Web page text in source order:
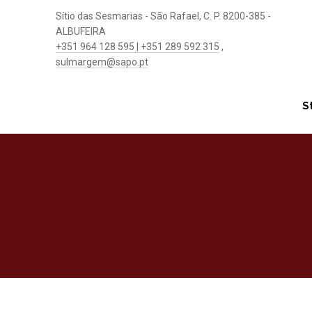
Sítio das Sesmarias - São Rafael, C. P. 8200-385 -
ALBUFEIRA
+351 964 128 595 | +351 289 592 315 ,
sulmargem@sapo.pt